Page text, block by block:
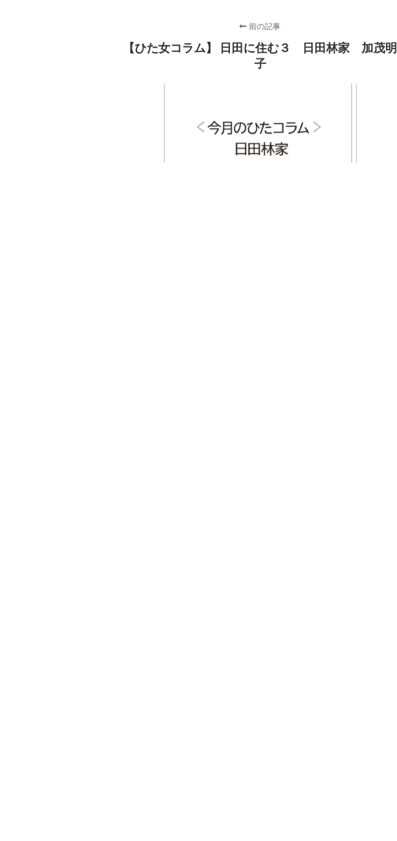
前の記事
【ひた女コラム】 日田に住む３ 日田林家 加茂明
子